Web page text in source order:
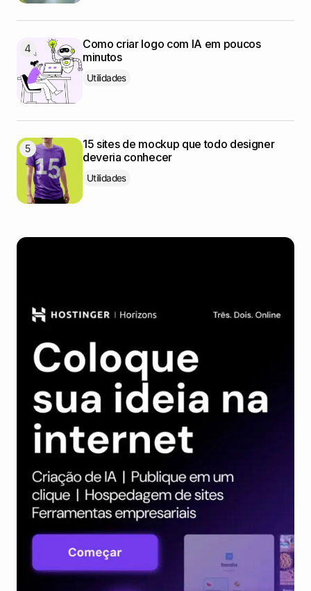
Como criar logo com IA em poucos
minutos
Utilidades
15 sites de mockup que todo designer
deveria conhecer
Utilidades